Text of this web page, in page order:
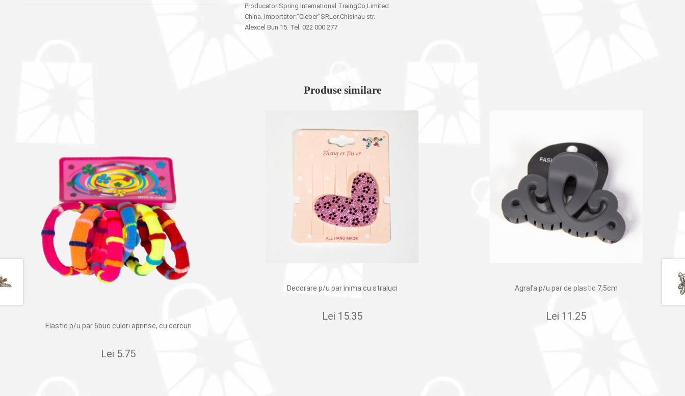
Producator:Spring International TraingCo,Limited
China. Importator:”Cleber”SRLor.Chisinau str.
Alexcel Bun 15. Tel: 022 000 277
Produse similare
Elastic p/u par 6buc culori aprinse, cu cercuri
Lei 5.75
Decorare p/u par inima cu straluci
Lei 15.35
Agrafa p/u par de plastic 7,5cm
Lei 11.25